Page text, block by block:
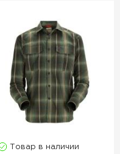
Товар в наличии